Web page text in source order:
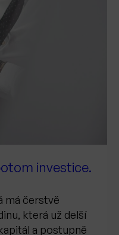
investice.
má čerstvě
která už delší
a postupně